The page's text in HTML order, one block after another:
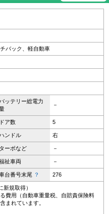
バック、軽自動車
ッテリー総電力
－
ドア数 5
ンドル 右
ターボなど －
祉車両 －
台番号末尾 ？ 276
規取得）
費用（自動車重量税、自賠責保険料
まれています。